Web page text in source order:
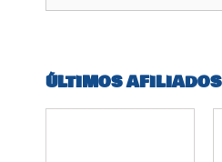
ÚLTIMOS AFILIADOS